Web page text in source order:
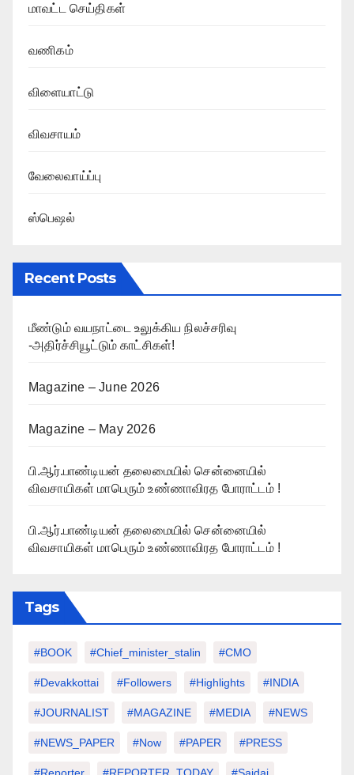
மாவட்ட செய்திகள்
வணிகம்
விளையாட்டு
விவசாயம்
வேலைவாய்ப்பு
ஸ்பெஷல்
Recent Posts
மீண்டும் வயநாட்டை உலுக்கிய நிலச்சரிவு
-அதிர்ச்சியூட்டும் காட்சிகள்!
Magazine – June 2026
Magazine – May 2026
பி.ஆர்.பாண்டியன் தலைமையில் சென்னையில்
விவசாயிகள் மாபெரும் உண்ணாவிரத போராட்டம் !
பி.ஆர்.பாண்டியன் தலைமையில் சென்னையில்
விவசாயிகள் மாபெரும் உண்ணாவிரத போராட்டம் !
Tags
#BOOK #chief_minister_stalin #CMO
#devakkottai #followers #highlights #INDIA
#JOURNALIST #MAGAZINE #MEDIA #NEWS
#NEWS_PAPER #Now #PAPER #PRESS